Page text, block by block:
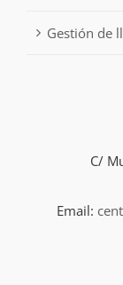
Gestión de
C/
Email: